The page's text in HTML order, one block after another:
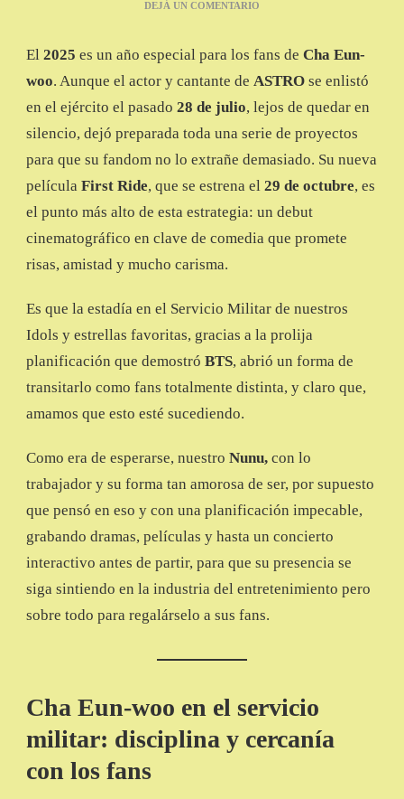
DEJÁ UN COMENTARIO
WOO
FIRST
Y
MANTIENE
A
SU
DURANTE
El 2025 es un año especial para los fans de Cha Eun-
woo. Aunque el actor y cantante de ASTRO se enlistó
en el ejército el pasado 28 de julio, lejos de quedar en
silencio, dejó preparada toda una serie de proyectos
para que su fandom no lo extrañe demasiado. Su nueva
película First Ride, que se estrena el 29 de octubre, es
el punto más alto de esta estrategia: un debut
cinematográfico en clave de comedia que promete
risas, amistad y mucho carisma.
Es que la estadía en el Servicio Militar de nuestros
Idols y estrellas favoritas, gracias a la prolija
planificación que demostró BTS, abrió un forma de
transitarlo como fans totalmente distinta, y claro que,
amamos que esto esté sucediendo.
Como era de esperarse, nuestro Nunu, con lo
trabajador y su forma tan amorosa de ser, por supuesto
que pensó en eso y con una planificación impecable,
grabando dramas, películas y hasta un concierto
interactivo antes de partir, para que su presencia se
siga sintiendo en la industria del entretenimiento pero
sobre todo para regalárselo a sus fans.
Cha Eun-woo en el servicio
militar: disciplina y cercanía
con los fans